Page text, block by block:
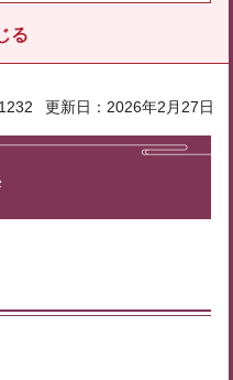
る
更新日：2026年2月27日